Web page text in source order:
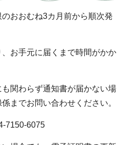
おおむね3カ月前から順次発
お手元に届くまで時間がかか
関わらず通知書が届かない場
までお問い合わせください。
7150-6075